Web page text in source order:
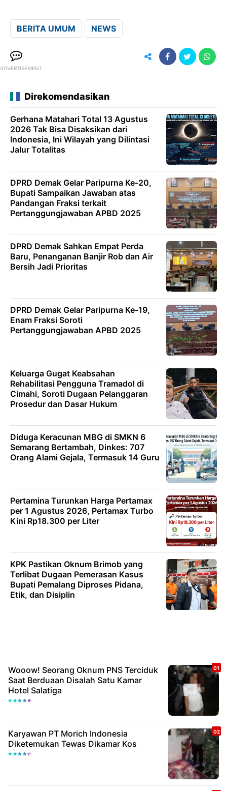
BERITA UMUM NEWS
ADVERTISEMENT
Direkomendasikan
Gerhana Matahari Total 13 Agustus
2026 Tak Bisa Disaksikan dari
Indonesia, Ini Wilayah yang Dilintasi
Jalur Totalitas
DPRD Demak Gelar Paripurna Ke-20,
Bupati Sampaikan Jawaban atas
Pandangan Fraksi terkait
Pertanggungjawaban APBD 2025
DPRD Demak Sahkan Empat Perda
Baru, Penanganan Banjir Rob dan Air
Bersih Jadi Prioritas
DPRD Demak Gelar Paripurna Ke-19,
Enam Fraksi Soroti
Pertanggungjawaban APBD 2025
Keluarga Gugat Keabsahan
Rehabilitasi Pengguna Tramadol di
Cimahi, Soroti Dugaan Pelanggaran
Prosedur dan Dasar Hukum
Diduga Keracunan MBG di SMKN 6
Semarang Bertambah, Dinkes: 707
Orang Alami Gejala, Termasuk 14 Guru
Pertamina Turunkan Harga Pertamax
per 1 Agustus 2026, Pertamax Turbo
Kini Rp18.300 per Liter
KPK Pastikan Oknum Brimob yang
Terlibat Dugaan Pemerasan Kasus
Bupati Pemalang Diproses Pidana,
Etik, dan Disiplin
Wooow! Seorang Oknum PNS Terciduk
Saat Berduaan Disalah Satu Kamar
Hotel Salatiga
Karyawan PT Morich Indonesia
Diketemukan Tewas Dikamar Kos